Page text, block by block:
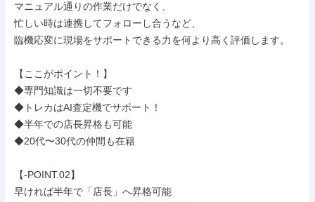
マニュアル通りの作業だけでなく、
忙しい時は連携してフォローし合うなど、
臨機応変に現場をサポートできる力を何より高く評価します。
【ここがポイント！】
◆専門知識は一切不要です
◆トレカはAI査定機でサポート！
◆半年での店長昇格も可能
◆20代〜30代の仲間も在籍
【-POINT.02】
早ければ半年で「店長」へ昇格可能